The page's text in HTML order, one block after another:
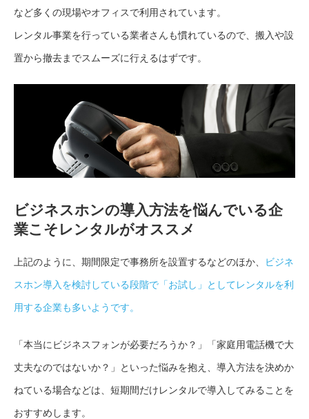
など多くの現場やオフィスで利用されています。
レンタル事業を行っている業者さんも慣れているので、搬入や設
置から撤去までスムーズに行えるはずです。
ビジネスホンの導入方法を悩んでいる企
業こそレンタルがオススメ
上記のように、期間限定で事務所を設置するなどのほか、 ビジネ
スホン導入を検討している段階で「お試し」としてレンタルを利
用する企業も多いようです。
「本当にビジネスフォンが必要だろうか？」「家庭用電話機で大
丈夫なのではないか？」といった悩みを抱え、導入方法を決めか
ねている場合などは、短期間だけレンタルで導入してみることを
おすすめします。